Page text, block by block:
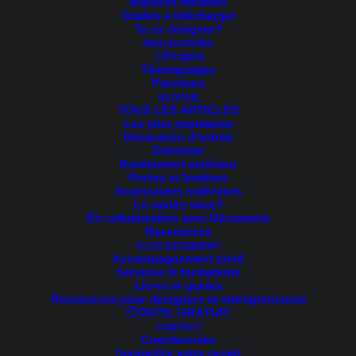
Guides à télécharger
Tu es designer?
RÉALISATIONS
Projets
Témoignages
Parutions
BLOGUE
TOUS LES ARTICLES
Les plus populaires
Décoration d’entrée
Entretien
Revêtement extérieur
Portes et fenêtres
Accessoires extérieurs
Le saviez-vous?
En collaboration avec Déconome
Ressources
TU ES DESIGNER?
Accompagnement privé
Services et formations
Livres et guides
Ressources pour designers et entrepreneures
OUTIL GRATUIT
CONTACT
Coordonnées
Soumettre votre projet